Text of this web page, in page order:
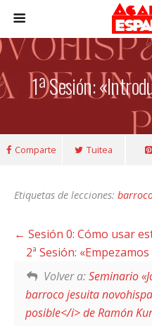
1ª Sesión:
Comparte Tuitea
Etiquetas de lecciones:
Sesión 0: Cómo usar
2ª Sesión:
Volver a:Seminario
barroco jesuita
posible</i> de Ramón